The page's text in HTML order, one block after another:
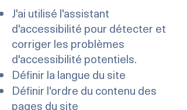
J'ai utilisé l'assistant
d'accessibilité pour détecter et
corriger les problèmes
d'accessibilité potentiels.
Définir la langue du site
Définir l'ordre du contenu des
pages du site